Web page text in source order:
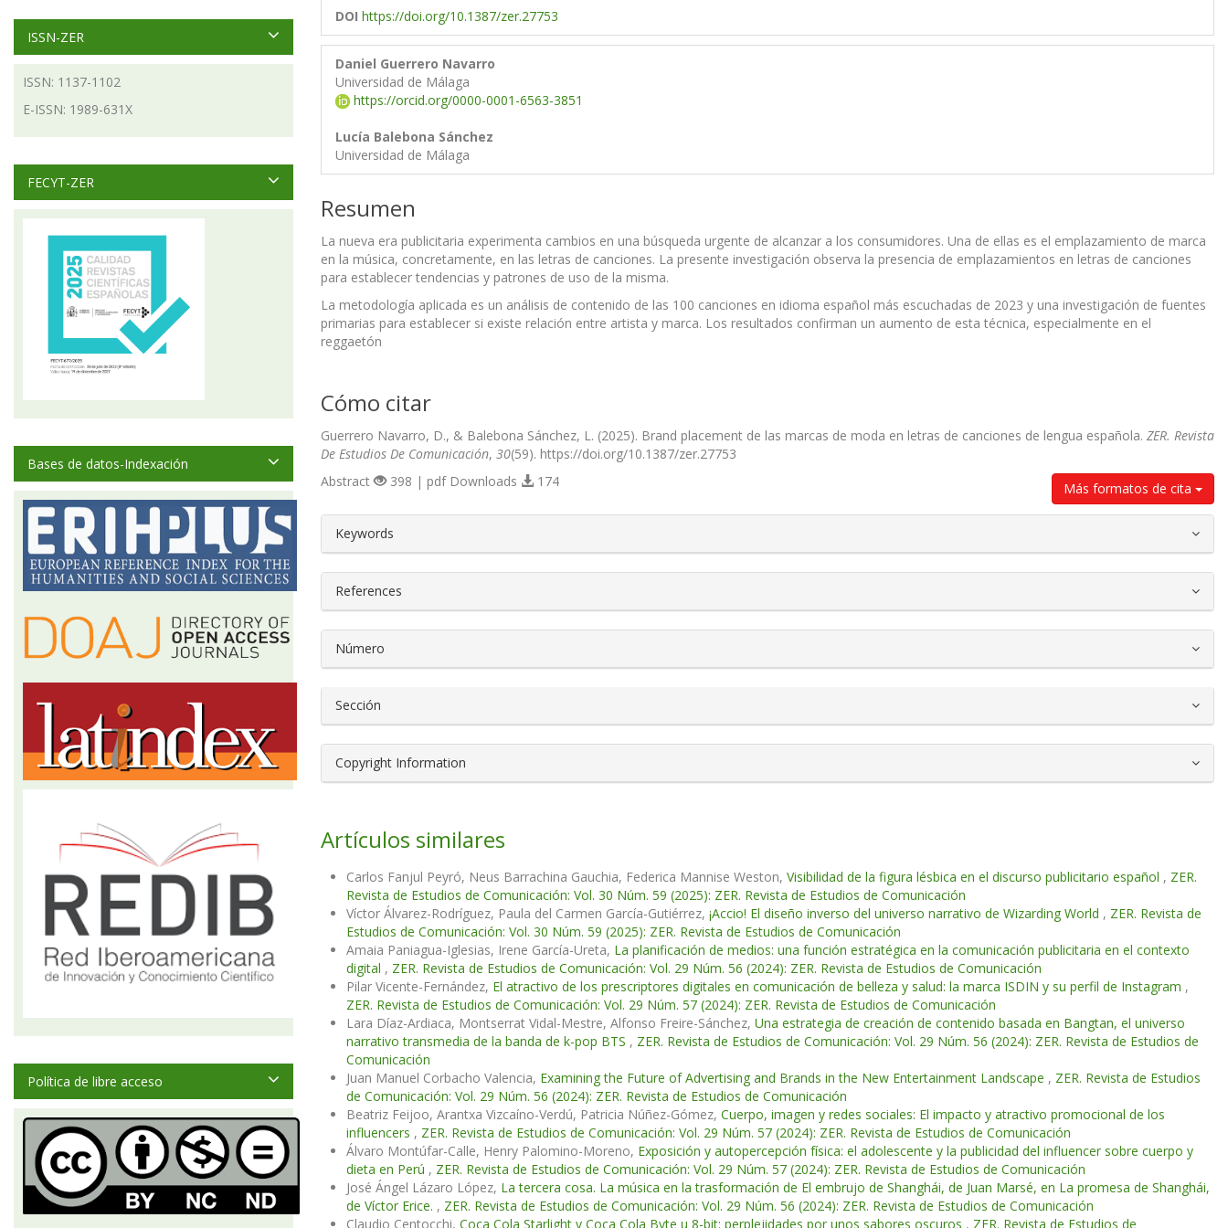
DOI https://doi.org/10.1387/zer.27753
Daniel Guerrero Navarro
Universidad de Málaga
https://orcid.org/0000-0001-6563-3851
Lucía Balebona Sánchez
Universidad de Málaga
Resumen
La nueva era publicitaria experimenta cambios en una búsqueda urgente de alcanzar a los consumidores. Una de ellas es el emplazamiento de marca
en la música, concretamente, en las letras de canciones. La presente investigación observa la presencia de emplazamientos en letras de canciones
para establecer tendencias y patrones de uso de la misma.
La metodología aplicada es un análisis de contenido de las 100 canciones en idioma español más escuchadas de 2023 y una investigación de fuentes
primarias para establecer si existe relación entre artista y marca. Los resultados confirman un aumento de esta técnica, especialmente en el
reggaetón
Cómo citar
Guerrero Navarro, D., & Balebona Sánchez, L. (2025). Brand placement de las marcas de moda en letras de canciones de lengua española. ZER. Revista
De Estudios De Comunicación, 30(59). https://doi.org/10.1387/zer.27753
Más formatos de cita
Abstract 398 | pdf Downloads 174
##plugins.themes.bootstrap3.article.details##
Keywords
References
Número
Sección
Copyright Information
Artículos similares
Carlos Fanjul Peyró, Neus Barrachina Gauchia, Federica Mannise Weston, Visibilidad de la figura lésbica en el discurso publicitario español , ZER.
Revista de Estudios de Comunicación: Vol. 30 Núm. 59 (2025): ZER. Revista de Estudios de Comunicación
Víctor Álvarez-Rodríguez, Paula del Carmen García-Gutiérrez, ¡Accio! El diseño inverso del universo narrativo de Wizarding World , ZER. Revista de
Estudios de Comunicación: Vol. 30 Núm. 59 (2025): ZER. Revista de Estudios de Comunicación
Amaia Paniagua-Iglesias, Irene García-Ureta, La planificación de medios: una función estratégica en la comunicación publicitaria en el contexto
digital , ZER. Revista de Estudios de Comunicación: Vol. 29 Núm. 56 (2024): ZER. Revista de Estudios de Comunicación
Pilar Vicente-Fernández, El atractivo de los prescriptores digitales en comunicación de belleza y salud: la marca ISDIN y su perfil de Instagram ,
ZER. Revista de Estudios de Comunicación: Vol. 29 Núm. 57 (2024): ZER. Revista de Estudios de Comunicación
Lara Díaz-Ardiaca, Montserrat Vidal-Mestre, Alfonso Freire-Sánchez, Una estrategia de creación de contenido basada en Bangtan, el universo
narrativo transmedia de la banda de k-pop BTS , ZER. Revista de Estudios de Comunicación: Vol. 29 Núm. 56 (2024): ZER. Revista de Estudios de
Comunicación
Juan Manuel Corbacho Valencia, Examining the Future of Advertising and Brands in the New Entertainment Landscape , ZER. Revista de Estudios
de Comunicación: Vol. 29 Núm. 56 (2024): ZER. Revista de Estudios de Comunicación
Beatriz Feijoo, Arantxa Vizcaíno-Verdú, Patricia Núñez-Gómez, Cuerpo, imagen y redes sociales: El impacto y atractivo promocional de los
influencers , ZER. Revista de Estudios de Comunicación: Vol. 29 Núm. 57 (2024): ZER. Revista de Estudios de Comunicación
Álvaro Montúfar-Calle, Henry Palomino-Moreno, Exposición y autopercepción física: el adolescente y la publicidad del influencer sobre cuerpo y
dieta en Perú , ZER. Revista de Estudios de Comunicación: Vol. 29 Núm. 57 (2024): ZER. Revista de Estudios de Comunicación
José Ángel Lázaro López, La tercera cosa. La música en la trasformación de El embrujo de Shanghái, de Juan Marsé, en La promesa de Shanghái,
de Víctor Erice. , ZER. Revista de Estudios de Comunicación: Vol. 29 Núm. 56 (2024): ZER. Revista de Estudios de Comunicación
Claudio Centocchi, Coca Cola Starlight y Coca Cola Byte u 8-bit: perplejidades por unos sabores oscuros , ZER. Revista de Estudios de
ISSN-ZER
ISSN: 1137-1102
E-ISSN: 1989-631X
FECYT-ZER
Bases de datos-Indexación
Política de libre acceso